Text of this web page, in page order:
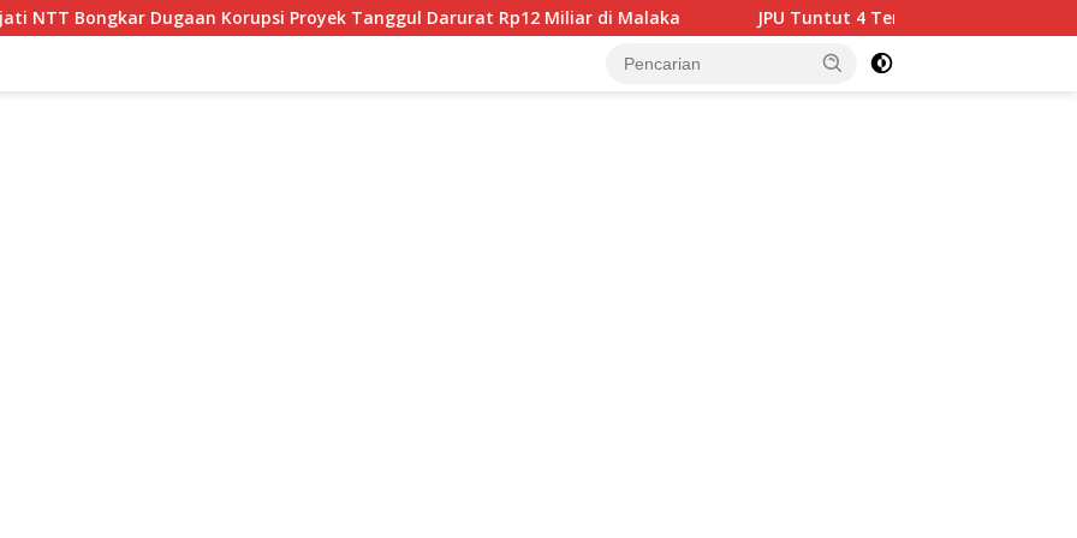
Korupsi Proyek Tanggul Darurat Rp12 Miliar di Malaka JPU Tuntut 4 Terdakwa Korupsi Medan Fashion Festival